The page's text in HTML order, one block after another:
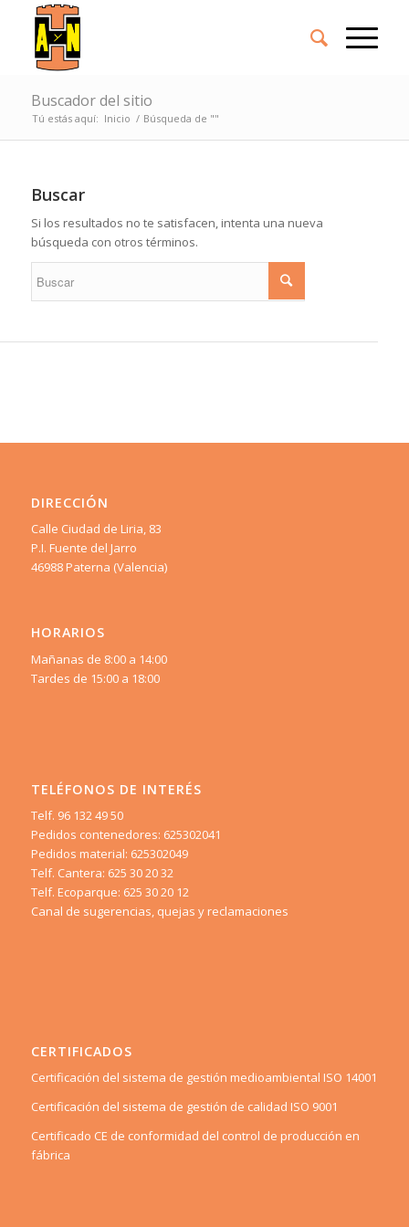
Buscador del sitio
Tú estás aquí: Inicio / Búsqueda de ""
Buscar
Si los resultados no te satisfacen, intenta una nueva
búsqueda con otros términos.
DIRECCIÓN
Calle Ciudad de Liria, 83
P.I. Fuente del Jarro
46988 Paterna (Valencia)
HORARIOS
Mañanas de 8:00 a 14:00
Tardes de 15:00 a 18:00
TELÉFONOS DE INTERÉS
Telf. 96 132 49 50
Pedidos contenedores: 625302041
Pedidos material: 625302049
Telf. Cantera: 625 30 20 32
Telf. Ecoparque: 625 30 20 12
Canal de sugerencias, quejas y reclamaciones
CERTIFICADOS
Certificación del sistema de gestión medioambiental ISO 14001
Certificación del sistema de gestión de calidad ISO 9001
Certificado CE de conformidad del control de producción en
fábrica